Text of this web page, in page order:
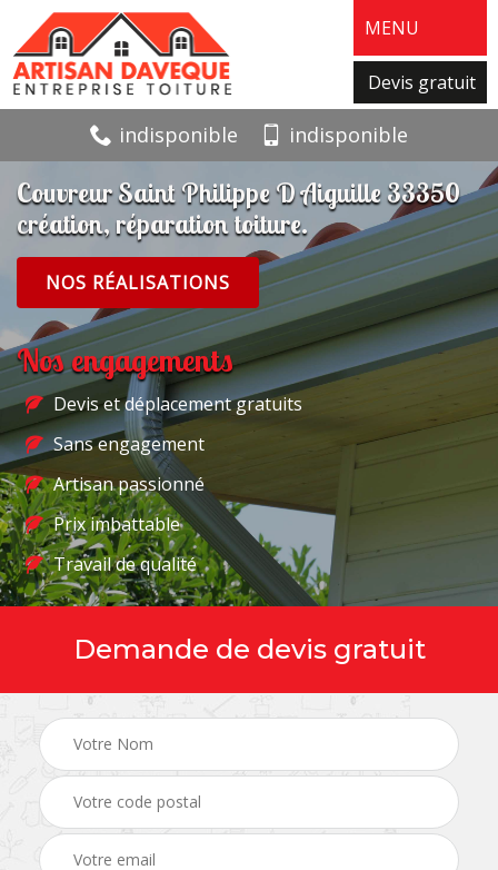
MENU
Devis gratuit
indisponible indisponible
Couvreur Saint Philippe D Aiguille 33350
création, réparation toiture.
NOS RÉALISATIONS
Nos engagements
Devis et déplacement gratuits
Sans engagement
Artisan passionné
Prix imbattable
Travail de qualité
Demande de devis gratuit